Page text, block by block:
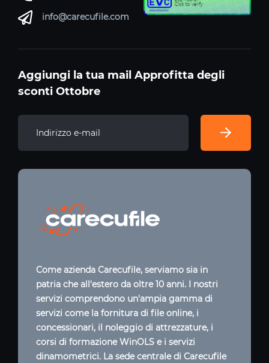
info@carecufile.com
Aggiungi la tua mail Approfitta degli
sconti Ottobre
Come azienda Carecufile, serviamo sia in
patria che all'estero da oltre 10 anni. I nostri
servizi comprendono un'ampia gamma di
servizi come la fornitura di file online, i
concessionari, il noleggio di attrezzature, i
corsi di formazione WinOLS e i servizi
dinamometrici. La sede centrale di Carecufile